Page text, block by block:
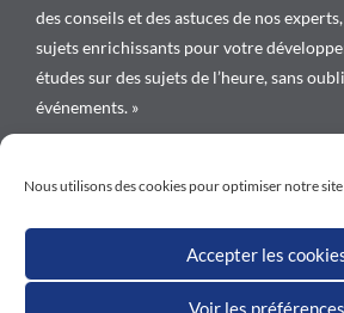
Nous utilisons des cookies pour optimiser notre
Accepter les
Voir les préférences
des conseils et des astuces de nos
sujets enrichissants pour votre
études sur des sujets de l’heure, sans
événements. »